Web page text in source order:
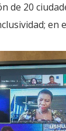
de 20
en